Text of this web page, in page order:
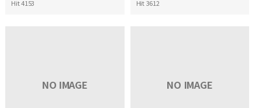
Hit 4153 Hit 3612
NO IMAGE NO IMAGE